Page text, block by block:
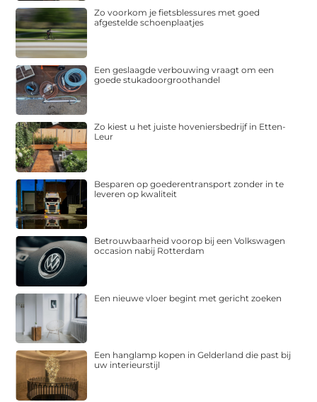
Zo voorkom je fietsblessures met goed
afgestelde schoenplaatjes
Een geslaagde verbouwing vraagt om een
goede stukadoorgroothandel
Zo kiest u het juiste hoveniersbedrijf in Etten-
Leur
Besparen op goederentransport zonder in te
leveren op kwaliteit
Betrouwbaarheid voorop bij een Volkswagen
occasion nabij Rotterdam
Een nieuwe vloer begint met gericht zoeken
Een hanglamp kopen in Gelderland die past bij
uw interieurstijl